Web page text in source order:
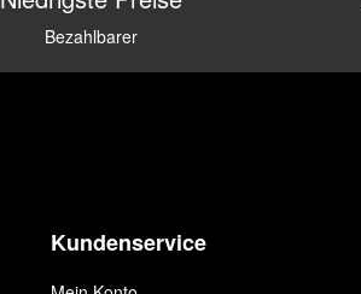
Bezahlbarer
Kundenservice